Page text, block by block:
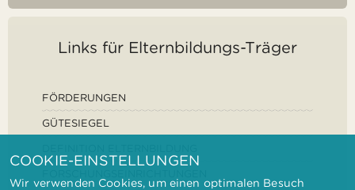
Links für Elternbildungs-Träger
FÖRDERUNGEN
GÜTESIEGEL
COOKIE-EINSTELLUNGEN
Wir verwenden Cookies, um einen optimalen Besuch